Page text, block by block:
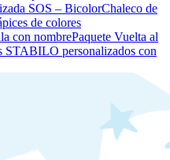
SOS – BicolorChaleco de
de colores
con nombrePaquete Vuelta al
STABILO personalizados con